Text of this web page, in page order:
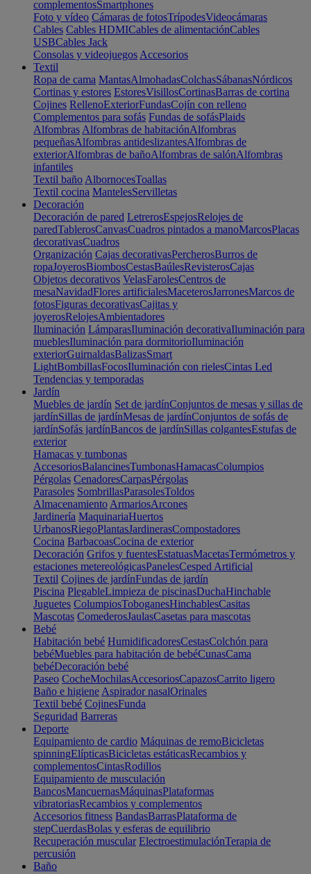
complementosSmartphones
Foto y vídeo Cámaras de fotosTrípodesVideocámaras
Cables Cables HDMICables de alimentaciónCables
USBCables Jack
Consolas y videojuegos Accesorios
Textil
Ropa de cama MantasAlmohadasColchasSábanasNórdicos
Cortinas y estores EstoresVisillosCortinasBarras de cortina
Cojines RellenoExteriorFundasCojín con relleno
Complementos para sofás Fundas de sofásPlaids
Alfombras Alfombras de habitaciónAlfombras
pequeñasAlfombras antideslizantesAlfombras de
exteriorAlfombras de bañoAlfombras de salónAlfombras
infantiles
Textil baño AlbornocesToallas
Textil cocina MantelesServilletas
Decoración
Decoración de pared LetrerosEspejosRelojes de
paredTablerosCanvasCuadros pintados a manoMarcosPlacas
decorativasCuadros
Organización Cajas decorativasPercherosBurros de
ropaJoyerosBiombosCestasBaúlesRevisterosCajas
Objetos decorativos VelasFarolesCentros de
mesaNavidadFlores artificialesMaceterosJarronesMarcos de
fotosFiguras decorativasCajitas y
joyerosRelojesAmbientadores
Iluminación LámparasIluminación decorativaIluminación para
mueblesIluminación para dormitorioIluminación
exteriorGuirnaldasBalizasSmart
LightBombillasFocosIluminación con rielesCintas Led
Tendencias y temporadas
Jardín
Muebles de jardín Set de jardínConjuntos de mesas y sillas de
jardínSillas de jardínMesas de jardínConjuntos de sofás de
jardínSofás jardínBancos de jardínSillas colgantesEstufas de
exterior
Hamacas y tumbonas
AccesoriosBalancinesTumbonasHamacasColumpios
Pérgolas CenadoresCarpasPérgolas
Parasoles SombrillasParasolesToldos
Almacenamiento ArmariosArcones
Jardinería MaquinariaHuertos
UrbanosRiegoPlantasJardinerasCompostadores
Cocina BarbacoasCocina de exterior
Decoración Grifos y fuentesEstatuasMacetasTermómetros y
estaciones metereológicasPanelesCesped Artificial
Textil Cojines de jardínFundas de jardín
Piscina PlegableLimpieza de piscinasDuchaHinchable
Juguetes ColumpiosToboganesHinchablesCasitas
Mascotas ComederosJaulasCasetas para mascotas
Bebé
Habitación bebé HumidificadoresCestasColchón para
bebéMuebles para habitación de bebéCunasCama
bebéDecoración bebé
Paseo CocheMochilasAccesoriosCapazosCarrito ligero
Baño e higiene Aspirador nasalOrinales
Textil bebé CojinesFunda
Seguridad Barreras
Deporte
Equipamiento de cardio Máquinas de remoBicicletas
spinningElípticasBicicletas estáticasRecambios y
complementosCintasRodillos
Equipamiento de musculación
BancosMancuernasMáquinasPlataformas
vibratoriasRecambios y complementos
Accesorios fitness BandasBarrasPlataforma de
stepCuerdasBolas y esferas de equilibrio
Recuperación muscular ElectroestimulaciónTerapia de
percusión
Baño